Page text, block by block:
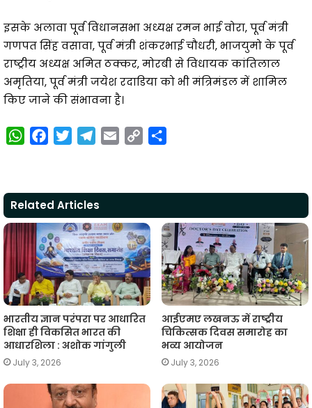
इसके अलावा पूर्व विधानसभा अध्यक्ष रमन भाई वोरा, पूर्व मंत्री
गणपत सिंह वसावा, पूर्व मंत्री शंकरभाई चौधरी, भाजयुमो के पूर्व
राष्ट्रीय अध्यक्ष अमित ठक्कर, मोरबी से विधायक कांतिलाल
अमृतिया, पूर्व मंत्री जयेश रदाडिया को भी मंत्रिमंडल में शामिल
किए जाने की संभावना है।
W
t
s
A
p
p
e
b
o
o
k
t
t
e
r
e
g
r
a
m
i
y
i
n
k
r
Related Articles
भारतीय ज्ञान परंपरा पर आधारित
शिक्षा ही विकसित भारत की
आधारशिला : अशोक गांगुली
July 3, 2026
आईएमए लखनऊ में राष्ट्रीय
चिकित्सक दिवस समारोह का
भव्य आयोजन
July 3, 2026